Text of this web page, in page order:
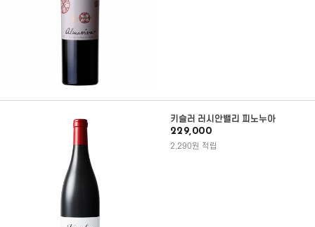
키슬러 러시안밸리 피노누아
229,000
2,290원 적립